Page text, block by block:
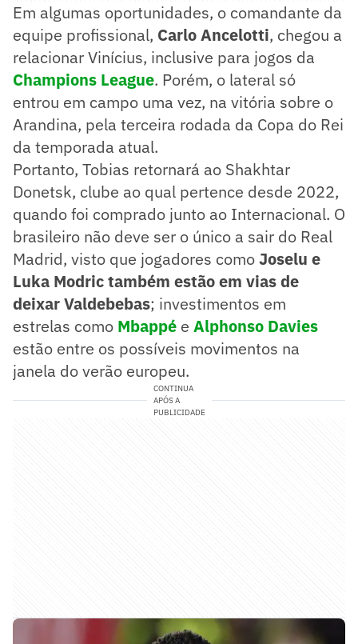
Em algumas oportunidades, o comandante da
equipe profissional, Carlo Ancelotti, chegou a
relacionar Vinícius, inclusive para jogos da
Champions League. Porém, o lateral só
entrou em campo uma vez, na vitória sobre o
Arandina, pela terceira rodada da Copa do Rei
da temporada atual.
Portanto, Tobias retornará ao Shakhtar
Donetsk, clube ao qual pertence desde 2022,
quando foi comprado junto ao Internacional. O
brasileiro não deve ser o único a sair do Real
Madrid, visto que jogadores comoJoselu e
Luka Modric também estão em vias de
deixar Valdebebas; investimentos em
estrelas como Mbappé e Alphonso Davies
estão entre os possíveis movimentos na
janela do verão europeu.
CONTINUA
APÓS A
PUBLICIDADE